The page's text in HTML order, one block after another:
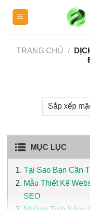
TRANG CHỦ /
MỤC LỤC
Tại Sao Bạn Cần
Mẫu Thiết Kế
SEO